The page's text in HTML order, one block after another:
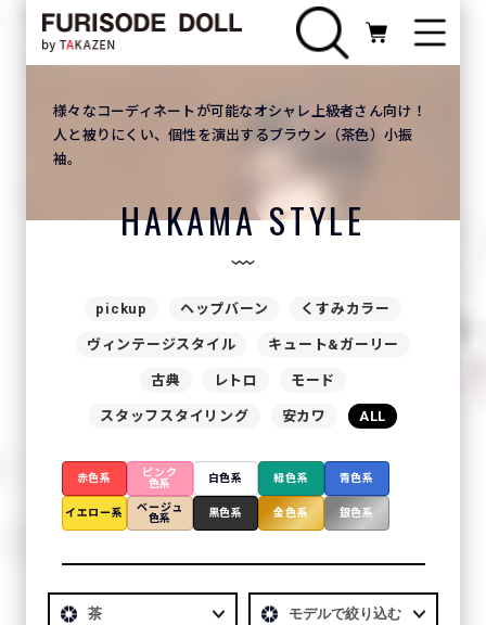
様々なコーディネートが可能なオシャレ上級者さん向け！
人と被りにくい、個性を演出するブラウン（茶色）小振
袖。
HAKAMA STYLE
pickup ヘップバーン くすみカラー
ヴィンテージスタイル キュート&ガーリー
古典 レトロ モード
スタッフスタイリング 安カワ ALL
赤色系
ピンク
色系
白色系 緑色系 青色系
イエロー系
ベージュ
色系
黒色系 金色系 銀色系